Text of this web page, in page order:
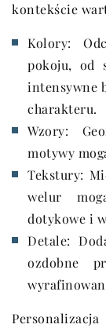
kontekście
Kolory:
pokoju, od
intensywne
charakteru.
Wzory:
motywy
Tekstury:
welur
dotykowe i
Detale:
ozdobne